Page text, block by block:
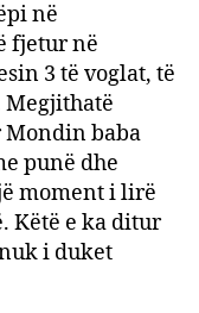
në
fjetur në
3 të voglat, të
Megjithatë
Mondin baba
punë dhe
moment i lirë
Këtë e ka ditur
i duket